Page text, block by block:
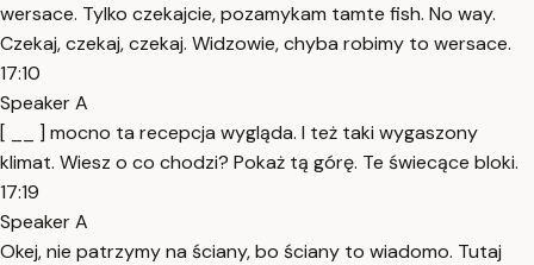
wersace. Tylko czekajcie, pozamykam tamte fish. No way.
Czekaj, czekaj, czekaj. Widzowie, chyba robimy to wersace.
17:10
Speaker A
[ __ ] mocno ta recepcja wygląda. I też taki wygaszony
klimat. Wiesz o co chodzi? Pokaż tą górę. Te świecące bloki.
17:19
Speaker A
Okej, nie patrzymy na ściany, bo ściany to wiadomo. Tutaj